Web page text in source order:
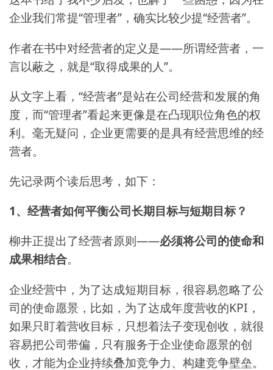
企业我们常提“管理者”，确实比较少提“经营者”。
作者在书中对经营者的定义是——所谓经营者，一
言以蔽之，就是“取得成果的人”。
从文字上看，“经营者”是站在公司经营和发展的角
度，而“管理者”看起来更像是在凸现职位角色的权
利。毫无疑问，企业更需要的是具有经营思维的经
营者。
先记录两个读后思考，如下：
1、经营者如何平衡公司长期目标与短期目标？
柳井正提出了经营者原则——必须将公司的使命和
成果相结合。
企业经营中，为了达成短期目标，很容易忽略了公
司的使命愿景，比如，为了达成年度营收的KPI，
如果只盯着营收目标，只想着法子变现创收，就很
容易把公司带偏，只有服务于企业使命愿景的创
收，才能为企业持续叠加竞争力、构建竞争壁垒。